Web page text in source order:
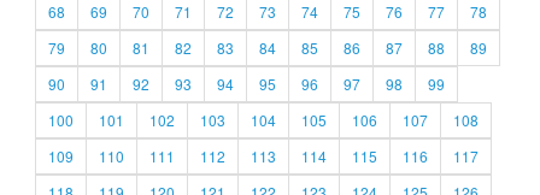
68
69 70 71 72 73 74 75 76 77
78
79
80 81 82 83 84 85 86 87 88
89
90
91 92 93 94 95 96 97 98
99
100
101 102 103 104 105 106 107
108
109
110 111 112 113 114 115 116
117